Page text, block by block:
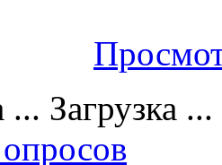
Загрузка ...